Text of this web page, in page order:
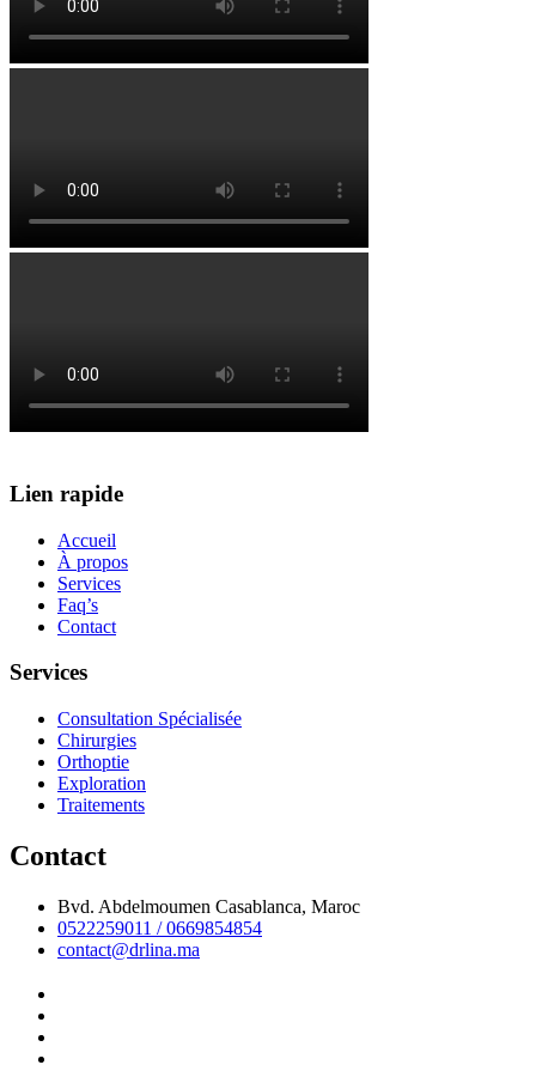
Lien rapide
Accueil
À propos
Services
Faq’s
Contact
Services
Consultation Spécialisée
Chirurgies
Orthoptie
Exploration
Traitements
Contact
Bvd. Abdelmoumen Casablanca, Maroc
0522259011 / 0669854854
contact@drlina.ma